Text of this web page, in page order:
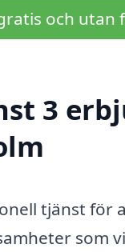
och utan
3
tjänst för
som